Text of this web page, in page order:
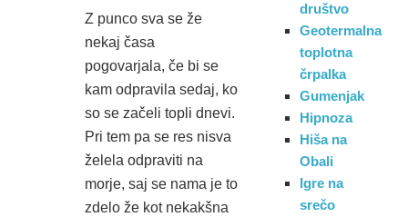
Z punco sva se že
nekaj časa
pogovarjala, če bi se
kam odpravila sedaj, ko
so se začeli topli dnevi.
Pri tem pa se res nisva
želela odpraviti na
morje, saj se nama je to
zdelo že kot nekakšna
društvo
Geotermalna
toplotna
črpalka
Gumenjak
Hipnoza
Hiša na
Obali
Igre na
srečo